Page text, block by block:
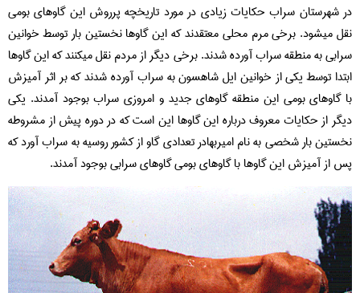
در شهرستان سراب حکایات زیادی در مورد تاریخچه پرروش این گاوهای بومی
نقل میشود. برخی مرم محلی معتقدند که این گاوها نخستین بار توسط خوانین
سرابی به منطقه سراب آورده شدند. برخی دیگر از مردم نقل میکنند که این گاوها
ابتدا توسط یکی از خوانین ایل شاهسون به سراب آورده شدند که بر اثر آمیزش
با گاوهای بومی این منطقه گاوهای جدید و امروزی سراب بوجود آمدند. یکی
دیگر از حکایات معروف درباره این گاوها این است که در دوره پیش از مشروطه
نخستین بار شخصی به نام امیربهادر تعدادی گاو از کشور روسیه به سراب آورد که
پس از آمیزش این گاوها با گاوهای بومی گاوهای سرابی بوجود آمدند.